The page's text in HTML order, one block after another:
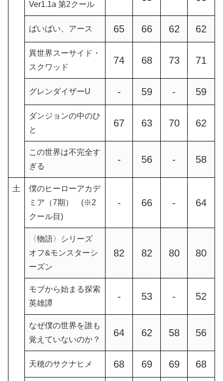
Ver1.1a 第2クール
ばいばい、アース 65 66 62 62
異世界スーサイド・
スクワッド
74 68 73 71
グレンダイザーU - 59 - 59
ダンジョンの中のひ
と
67 63 70 62
この世界は不完全す
ぎる
- 56 - 58
土
僕のヒーローアカデ
ミア（7期） (※2
クール目)
- 66 - 64
〈物語〉シリーズ
オフ&モンスターシ
ーズン
82 82 80 80
モブから始まる探索
英雄譚
- 53 - 52
なぜ僕の世界を誰も
覚えていないのか？
64 62 58 56
天穂のサクナヒメ 68 69 69 68